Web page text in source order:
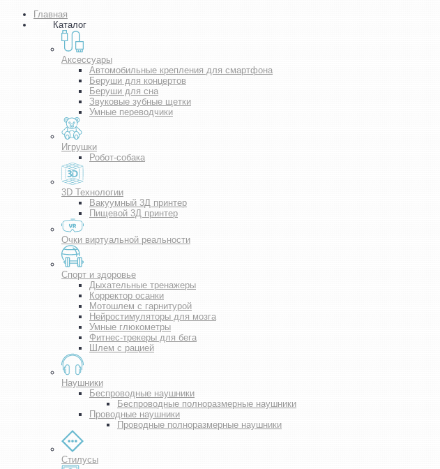
Главная
Каталог
Аксессуары
Автомобильные крепления для смартфона
Беруши для концертов
Беруши для сна
Звуковые зубные щетки
Умные переводчики
Игрушки
Робот-собака
3D Технологии
Вакуумный 3Д принтер
Пищевой 3Д принтер
Очки виртуальной реальности
Спорт и здоровье
Дыхательные тренажеры
Корректор осанки
Мотошлем с гарнитурой
Нейростимуляторы для мозга
Умные глюкометры
Фитнес-трекеры для бега
Шлем с рацией
Наушники
Беспроводные наушники
Беспроводные полноразмерные наушники
Проводные наушники
Проводные полноразмерные наушники
Стилусы